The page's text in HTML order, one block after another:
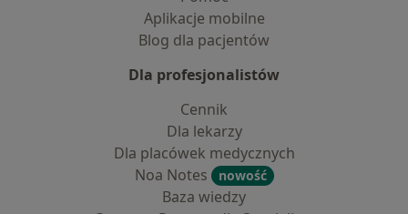
Aplikacje mobilne
Blog dla pacjentów
Dla profesjonalistów
Cennik
Dla lekarzy
Dla placówek medycznych
Noa Notes
nowość
Baza wiedzy